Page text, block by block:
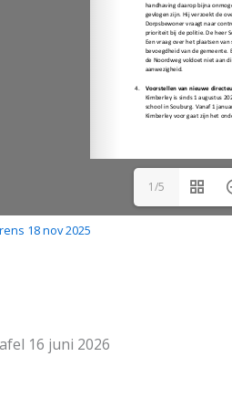
1/5
18 nov 2025
16 juni 2026